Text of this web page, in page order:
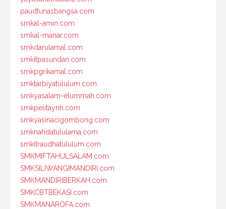
paudtunasbangsa.com
smkal-amin.com
smkal-manar.com
smkdarulamal.com
smkitpasundan.com
smkpgrikamal.com
smktarbiyatululum.com
smkyasalam-elummah.com
smkpelitaynh.com
smkyasinacigombong.com
smknahdatululama.com
smkitraudhatululum.com
SMKMIFTAHULSALAM.com
SMKSILIWANGIMANDIRI.com
SMKMANDIRIBERKAH.com
SMKCBTBEKASI.com
SMKMANAROFA.com